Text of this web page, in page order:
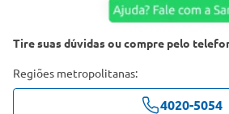
Tire suas dúvidas ou compre pelo
Regiões metropolitanas:
4020-5054